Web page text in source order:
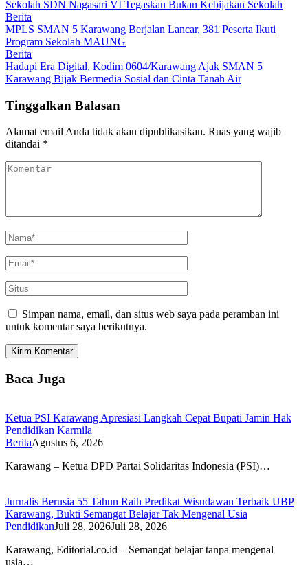
Sekolah SDN Nagasari VI Tegaskan Bukan Kebijakan Sekolah
Berita
MPLS SMAN 5 Karawang Berjalan Lancar, 381 Peserta Ikuti
Program Sekolah MAUNG
Berita
Hadapi Era Digital, Kodim 0604/Karawang Ajak SMAN 5
Karawang Bijak Bermedia Sosial dan Cinta Tanah Air
Tinggalkan Balasan
Alamat email Anda tidak akan dipublikasikan. Ruas yang wajib
ditandai *
Simpan nama, email, dan situs web saya pada peramban ini
untuk komentar saya berikutnya.
Baca Juga
Ketua PSI Karawang Apresiasi Langkah Cepat Bupati Jamin Hak
Pendidikan Karmila
BeritaAgustus 6, 2026
Karawang – Ketua DPD Partai Solidaritas Indonesia (PSI)…
Jurnalis Berusia 55 Tahun Raih Predikat Wisudawan Terbaik UBP
Karawang, Bukti Semangat Belajar Tak Mengenal Usia
PendidikanJuli 28, 2026Juli 28, 2026
Karawang, Editorial.co.id – Semangat belajar tanpa mengenal
usia…